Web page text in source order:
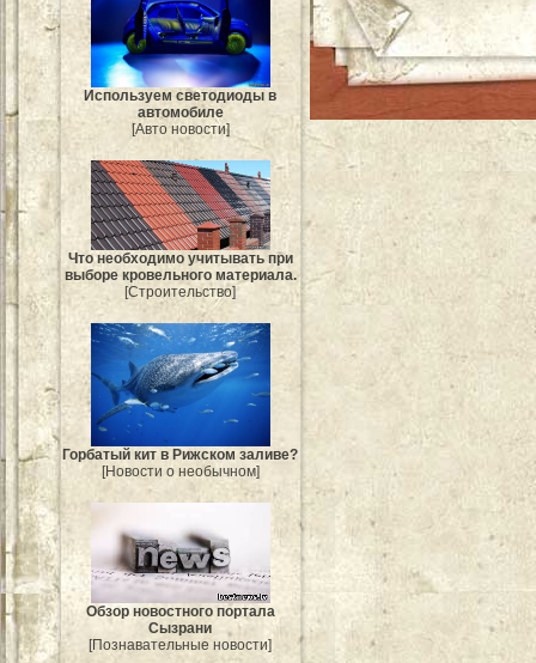
Используем светодиоды в
автомобиле
[Авто новости]
Что необходимо учитывать при
выборе кровельного материала.
[Строительство]
Горбатый кит в Рижском заливе?
[Новости о необычном]
Обзор новостного портала
Сызрани
[Познавательные новости]